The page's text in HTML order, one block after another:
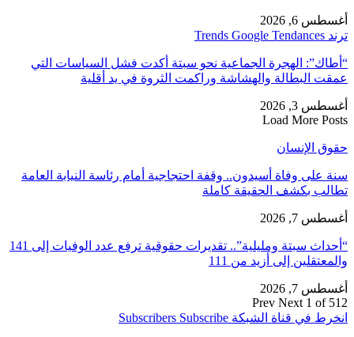
أغسطس 6, 2026
ترند Trends Google Tendances
“أطاك”: الهجرة الجماعية نحو سبتة أكدت فشل السياسات التي
عمقت البطالة والهشاشة وراكمت الثروة في يد أقلية
أغسطس 3, 2026
Load More Posts
حقوق الإنسان
سنة على وفاة أسيدون.. وقفة احتجاجية أمام رئاسة النيابة العامة
تطالب بكشف الحقيقة كاملة
أغسطس 7, 2026
“أحداث سبتة ومليلية”.. تقديرات حقوقية ترفع عدد الوفيات إلى 141
والمعتقلين إلى أزيد من 111
أغسطس 7, 2026
Prev Next 1 of 512
انخرط في قناة الشبكة
Subscribers Subscribe